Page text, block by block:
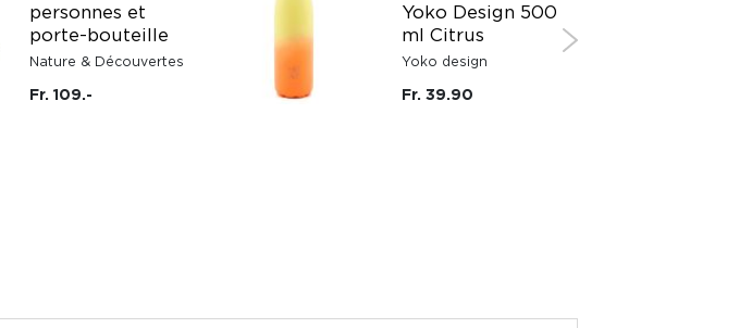
personnes et
porte-bouteille
Nature & Découvertes
Fr. 109.-
Yoko Design 500
ml Citrus
Yoko design
Fr. 39.90